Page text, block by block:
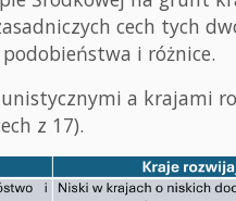
cech tych
i różnice.
a krajami
z 17).